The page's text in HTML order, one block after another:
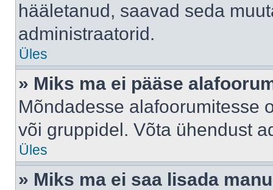
hääletanud, saavad seda
administraatorid.
Üles
» Miks ma ei pääse
Mõndadesse alafoorumitesse
või gruppidel. Võta ühendust
Üles
» Miks ma ei saa lisada